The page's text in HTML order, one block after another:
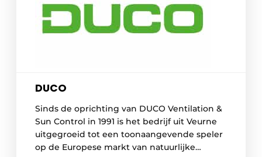
DUCO
Sinds de oprichting van DUCO Ventilation &
Sun Control in 1991 is het bedrijf uit Veurne
uitgegroeid tot een toonaangevende speler
op de Europese markt van natuurlijke